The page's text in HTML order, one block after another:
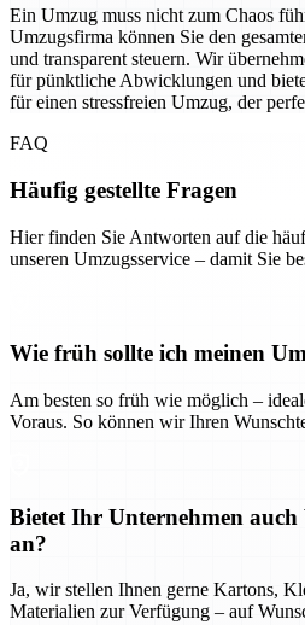
Ein Umzug muss nicht zum Chaos
Umzugsfirma können Sie den
und transparent steuern. Wir
für pünktliche Abwicklungen und
für einen stressfreien Umzug, der
FAQ
Häufig gestellte Fragen
Hier finden Sie Antworten auf die
unseren Umzugsservice – damit Sie
Wie früh sollte ich meinen
Am besten so früh wie möglich –
Voraus. So können wir Ihren
Bietet Ihr Unternehmen
an?
Ja, wir stellen Ihnen gerne Kartons,
Materialien zur Verfügung – auf